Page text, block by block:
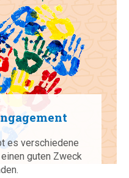
es verschiedene
guten Zweck